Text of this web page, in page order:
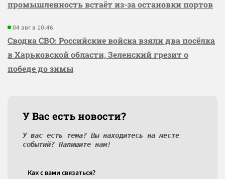
промышленность встаёт из-за остановки портов
04 авг в 10:46
Сводка СВО: Российские войска взяли два посёлка
в Харьковской области, Зеленский грезит о
победе до зимы
У Вас есть новости?
У вас есть тема? Вы находитесь на месте
событий? Напишите нам!
Как c вами связаться?